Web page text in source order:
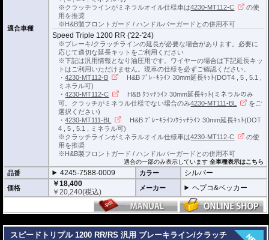
適合車種
※クラッチラインがミネラルオイル仕様車は4230-MT112-C
の使
用を推奨
※H&B製フロントガード / ハンドルバーガードとの併用不可
Speed Triple 1200 RR ('22-'24)
※ブレーキ/クラッチラインの延長が必要な場合があります。必要に
応じて適切な延長キットをご利用ください
※下記は汎用情報となり油圧用です。ワイヤーの場合は下記延長キッ
トはご利用いただけません。現車の仕様を必ずご確認ください。
・4230-MT112-B
H&B ﾌﾞﾚｰｷﾗｲﾝ 30mm延長ｷｯﾄ(DOT4 , 5 , 5.1 ,
ミネラル可)
・4230-MT112-C
H&B ｸﾗｯﾁﾗｲﾝ 30mm延長ｷｯﾄ(ミネラルのみ
可。クラッチがミネラル仕様でない場合のみ4230-MT111-BL
をご
選択ください)
・4230-MT111-BL
H&B ﾌﾞﾚｰｷﾗｲﾝ/ｸﾗｯﾁﾗｲﾝ 30mm延長ｷｯﾄ(DOT
4 , 5 , 5.1 , ミネラル可)
※クラッチラインがミネラルオイル仕様車は4230-MT112-C
の使
用を推奨
※H&B製フロントガード / ハンドルバーガードとの併用不可
適合の一部のみ表示しています全車種表示はこちら
品番 4245-7588-0009 カラー シルバー
価格
￥18,400
￥20,240(税込) メーカー ヘプコ&ベッカー
スピードトリプル 1200 RR/RS 汎用 ブレーキライン/クラッチ